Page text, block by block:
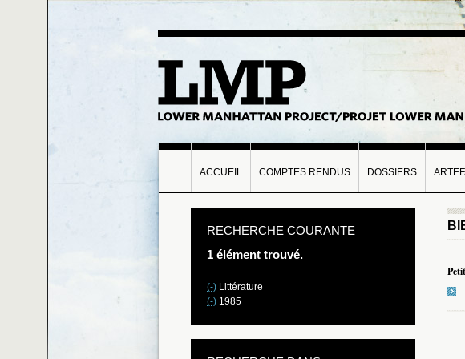
ACCUEIL COMPTES RENDUS DOSSIERS
RECHERCHE COURANTE
1 élément trouvé.
(-) Littérature
(-) 1985